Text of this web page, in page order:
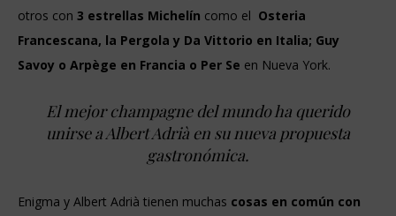
otros con 3 estrellas Michelín como el Osteria
Francescana, la Pergola y Da Vittorio en Italia; Guy
Savoy o Arpège en Francia o Per Se en Nueva York.
El mejor champagne del mundo ha querido
unirse a Albert Adrià en su nueva propuesta
gastronómica.
Enigma y Albert Adrià tienen muchas cosas en común con